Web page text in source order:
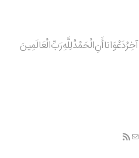
آخِرُدَعْوَانا‌أَنِ‌الْحَمْدُ‌‌‌لِلَّهِ‌رَبِّ‌الْعَالَمِينَ